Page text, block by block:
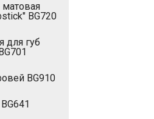
BG720
для губ
BG910